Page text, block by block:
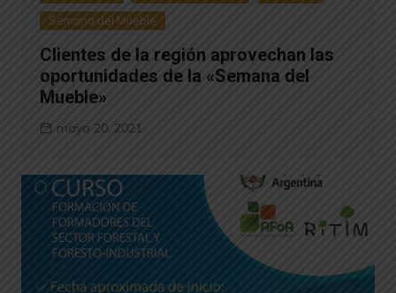
Semana del Mueble
Clientes de la región aprovechan las
oportunidades de la «Semana del
Mueble»
mayo 20, 2021